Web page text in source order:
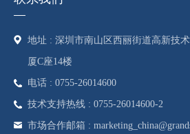
地址 : 深圳市南山区西丽街道高新技
厦C座14楼
电话 : 0755-26014600
技术支持热线 : 0755-26014600-2
市场合作邮箱 :